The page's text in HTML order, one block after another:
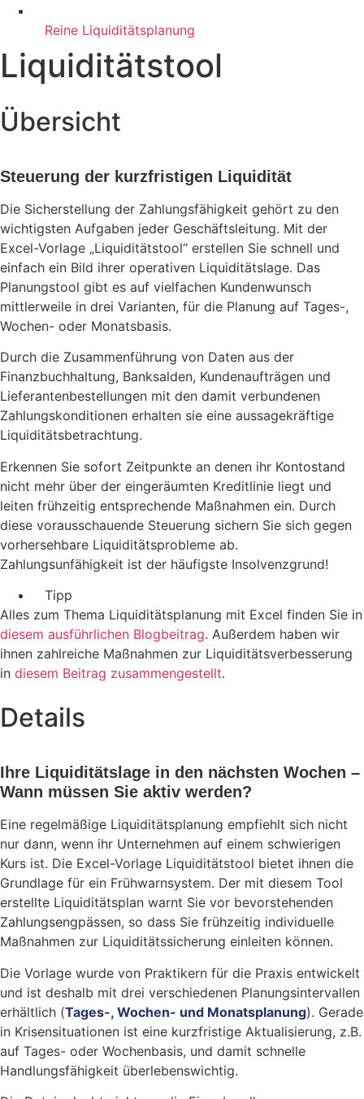
Reine Liquiditätsplanung
Liquiditätstool
Übersicht
Steuerung der kurzfristigen Liquidität
Die Sicherstellung der Zahlungsfähigkeit gehört zu den
wichtigsten Aufgaben jeder Geschäftsleitung. Mit der
Excel-Vorlage „Liquiditätstool“ erstellen Sie schnell und
einfach ein Bild ihrer operativen Liquiditätslage. Das
Planungstool gibt es auf vielfachen Kundenwunsch
mittlerweile in drei Varianten, für die Planung auf Tages-,
Wochen- oder Monatsbasis.
Durch die Zusammenführung von Daten aus der
Finanzbuchhaltung, Banksalden, Kundenaufträgen und
Lieferantenbestellungen mit den damit verbundenen
Zahlungskonditionen erhalten sie eine aussagekräftige
Liquiditätsbetrachtung.
Erkennen Sie sofort Zeitpunkte an denen ihr Kontostand
nicht mehr über der eingeräumten Kreditlinie liegt und
leiten frühzeitig entsprechende Maßnahmen ein. Durch
diese vorausschauende Steuerung sichern Sie sich gegen
vorhersehbare Liquiditätsprobleme ab.
Zahlungsunfähigkeit ist der häufigste Insolvenzgrund!
Tipp
Alles zum Thema Liquiditätsplanung mit Excel finden Sie in
diesem ausführlichen Blogbeitrag. Außerdem haben wir
ihnen zahlreiche Maßnahmen zur Liquiditätsverbesserung
in diesem Beitrag zusammengestellt.
Details
Ihre Liquiditätslage in den nächsten Wochen –
Wann müssen Sie aktiv werden?
Eine regelmäßige Liquiditätsplanung empfiehlt sich nicht
nur dann, wenn ihr Unternehmen auf einem schwierigen
Kurs ist. Die Excel-Vorlage Liquiditätstool bietet ihnen die
Grundlage für ein Frühwarnsystem. Der mit diesem Tool
erstellte Liquiditätsplan warnt Sie vor bevorstehenden
Zahlungsengpässen, so dass Sie frühzeitig individuelle
Maßnahmen zur Liquiditätssicherung einleiten können.
Die Vorlage wurde von Praktikern für die Praxis entwickelt
und ist deshalb mit drei verschiedenen Planungsintervallen
erhältlich (Tages-, Wochen- und Monatsplanung). Gerade
in Krisensituationen ist eine kurzfristige Aktualisierung, z.B.
auf Tages- oder Wochenbasis, und damit schnelle
Handlungsfähigkeit überlebenswichtig.